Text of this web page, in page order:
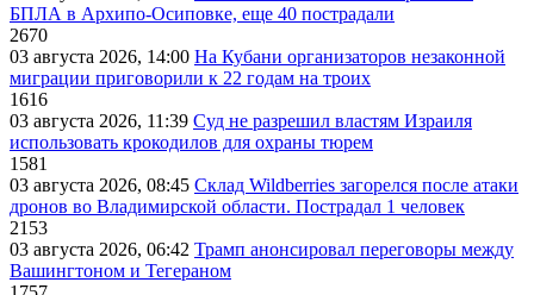
БПЛА в Архипо-Осиповке, еще 40 пострадали
2670
03 августа 2026, 14:00 На Кубани организаторов незаконной
миграции приговорили к 22 годам на троих
1616
03 августа 2026, 11:39 Суд не разрешил властям Израиля
использовать крокодилов для охраны тюрем
1581
03 августа 2026, 08:45 Склад Wildberries загорелся после атаки
дронов во Владимирской области. Пострадал 1 человек
2153
03 августа 2026, 06:42 Трамп анонсировал переговоры между
Вашингтоном и Тегераном